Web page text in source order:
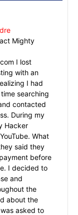
Mighty
I lost
with an
I had
searching
contacted
During my
Hacker
What
said they
before
I decided to
and
the
about the
asked to